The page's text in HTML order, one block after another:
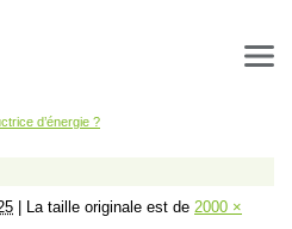
d’énergie ?
La taille originale est de 2000 ×